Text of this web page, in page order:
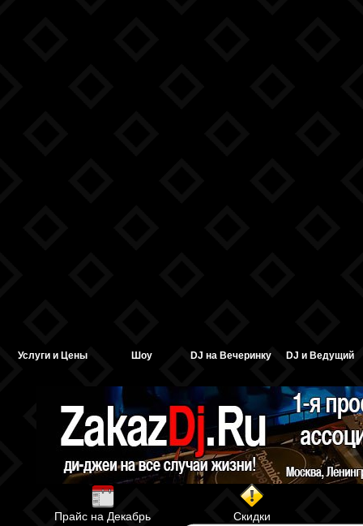
Услуги и Цены Шоу DJ на Вечеринку DJ и Ведущий
Прайс на Декабрь Скидки